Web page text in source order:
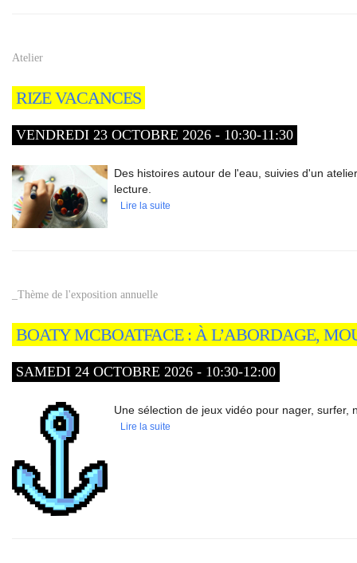
Atelier
RIZE VACANCES
VENDREDI 23 OCTOBRE 2026 - 10:30-11:30
Des histoires autour de l'eau, suivies d'un
lecture.
Lire la suite
_Thème de l'exposition annuelle
BOATY MCBOATFACE : À L’ABORDAGE,
SAMEDI 24 OCTOBRE 2026 - 10:30-12:00
Une sélection de jeux vidéo pour nager,
Lire la suite